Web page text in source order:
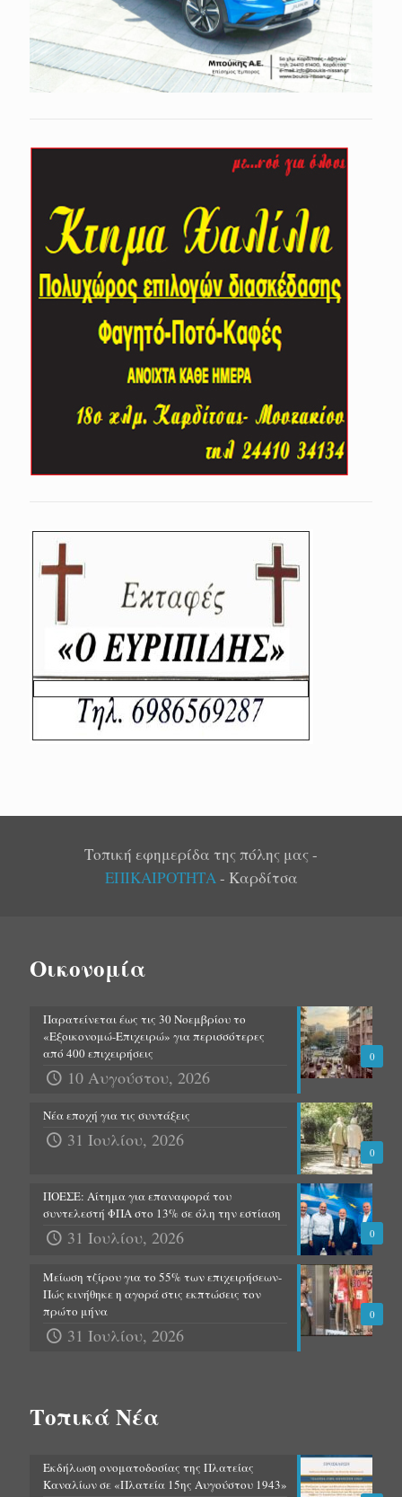
Τοπική εφημερίδα της πόλης μας -
ΕΠΙΚΑΙΡΟΤΗΤΑ- Καρδίτσα
Οικονομία
0
Παρατείνεται έως τις 30 Νοεμβρίου το
«Εξοικονομώ-Επιχειρώ» για περισσότερες
από 400 επιχειρήσεις
10 Αυγούστου, 2026
0
Νέα εποχή για τις συντάξεις
31 Ιουλίου, 2026
0
ΠΟΕΣΕ: Αίτημα για επαναφορά του
συντελεστή ΦΠΑ στο 13% σε όλη την εστίαση
31 Ιουλίου, 2026
0
Μείωση τζίρου για το 55% των επιχειρήσεων-
Πώς κινήθηκε η αγορά στις εκπτώσεις τον
πρώτο μήνα
31 Ιουλίου, 2026
Τοπικά Νέα
Εκδήλωση ονοματοδοσίας της Πλατείας
Καναλίων σε «Πλατεία 15ης Αυγούστου 1943»